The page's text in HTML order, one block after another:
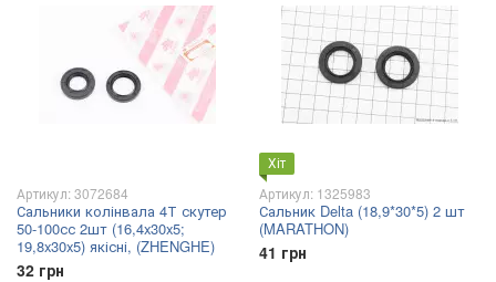
Артикул: 3072684
Сальники колінвала 4Т скутер
50-100сс 2шт (16,4x30x5;
19,8x30x5) якісні, (ZHENGHE)
32 грн
Хіт
Артикул: 1325983
Сальник Delta (18,9*30*5) 2 шт
(MARATHON)
41 грн